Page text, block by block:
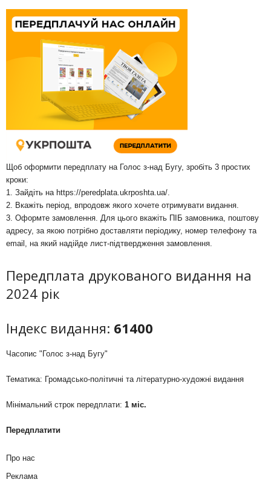
Щоб оформити передплату на Голос з-над Бугу, зробіть 3 простих
кроки:
1. Зайдіть на https://peredplata.ukrposhta.ua/
2. Вкажіть період, впродовж якого хочете отримувати видання.
3. Оформте замовлення. Для цього вкажіть ПІБ замовника, поштову
адресу, за якою потрібно доставляти періодику, номер телефону та
email, на який надійде лист-підтвердження замовлення.
Передплата друкованого видання на
2024 рік
Індекс видання: 61400
Часопис "Голос з-над Бугу"
Тематика: Громадсько-політичні та літературно-художні видання
Мінімальний строк передплати: 1 міс.
Передплатити
Про нас
Реклама